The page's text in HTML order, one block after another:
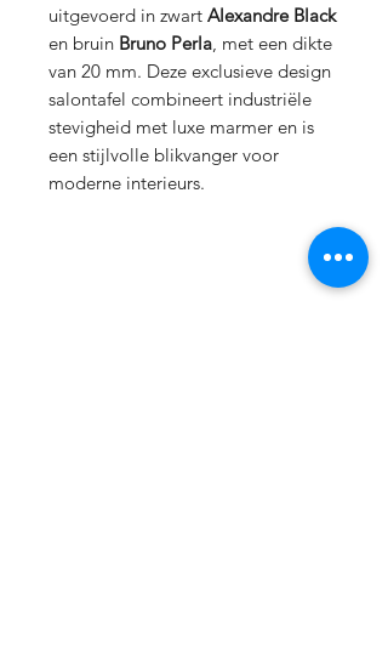
uitgevoerd in zwart Alexandre Black
en bruin Bruno Perla, met een dikte
van 20 mm. Deze exclusieve design
salontafel combineert industriële
stevigheid met luxe marmer en is
een stijlvolle blikvanger voor
moderne interieurs.